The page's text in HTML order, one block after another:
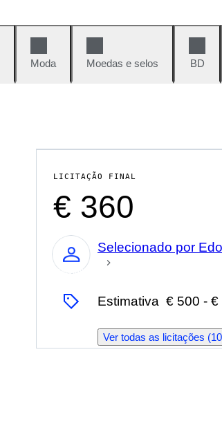
Moda Moedas e selos BD
LICITAÇÃO FINAL
€ 360
Especialista
Selecionado por
Estimativa € 500 - €
Ver todas as licitações